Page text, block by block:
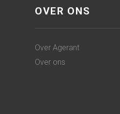
OVER ONS
Over Agerant
Over ons